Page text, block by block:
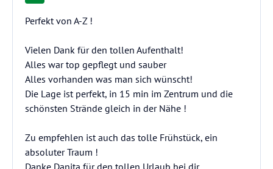
Perfekt von A-Z !
Vielen Dank für den tollen Aufenthalt!
Alles war top gepflegt und sauber
Alles vorhanden was man sich wünscht!
Die Lage ist perfekt, in 15 min im Zentrum und die
schönsten Strände gleich in der Nähe !
Zu empfehlen ist auch das tolle Frühstück, ein
absoluter Traum !